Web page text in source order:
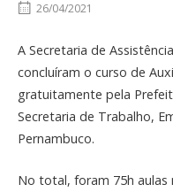
26/04/2021
A Secretaria de
concluíram o curso de
gratuitamente pela
Secretaria de Trabalho,
Pernambuco.
No total, foram 75h aulas